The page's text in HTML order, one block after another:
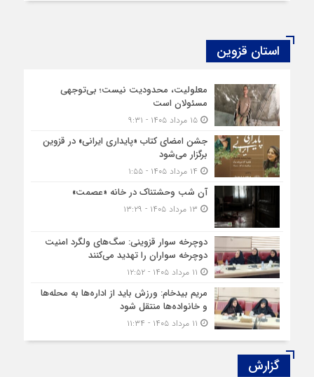
استان قزوین
معلولیت، محدودیت نیست؛ بی‌توجهی
مسئولان است
۱۵ مرداد ۱۴۰۵ - ۹:۳۱
جشن امضای کتاب «پایداری ایرانی» در قزوین
برگزار می‌شود
آن شب وحشتناک در خانه «عصمت»
دوچرخه‌ سوار قزوینی: سگ‌های ولگرد امنیت
دوچرخه‌ سواران را تهدید می‌کنند
مریم بیدخام: ورزش باید از اداره‌ها به محله‌ها
و خانواده‌ها منتقل شود
گزارش‌